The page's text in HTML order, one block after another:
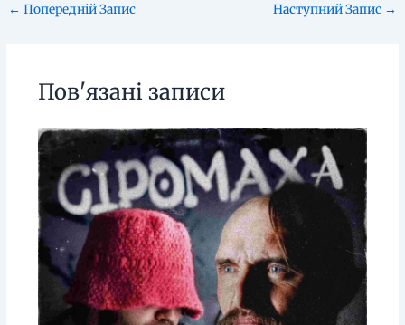
← Попередній Запис Наступний Запис →
Пов'язані записи